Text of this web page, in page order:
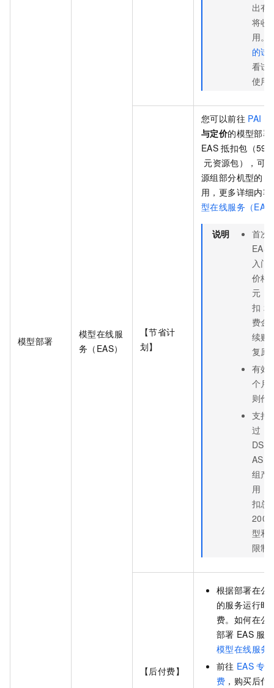
模型部署
模型在线服
务（EAS）
出有
将收
用。
的试
看试
使用
【节省计
划】
您可以前往 PAI
与定价的模型部
EAS 抵扣包（59
元资源包），可
源组部分机型的
用，更多详细内
型在线服务（EAS
说明
首次
EAS
入门
价格
元，
扣
费金
续购
复原
有效
个月
则作
支持
过
AS
组产
用，
扣总
200
型和
限制
【后付费】
根据部署在公
的服务运行时
费。如何在公
部署 EAS 服
模型在线服务
前往 EAS 专
费 ，购买后付